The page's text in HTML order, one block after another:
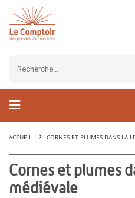
ACCUEIL CORNES ET PLUMES DANS LA
Cornes et plumes
médiévale